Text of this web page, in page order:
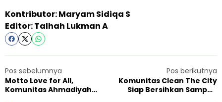
Kontributor: Maryam Sidiqa S
Editor: Talhah Lukman A
Pos sebelumnya
Motto Love for All,
Komunitas Ahmadiyah
Pos berikutnya
Komunitas Clean The City
Siap Bersihkan Sampah